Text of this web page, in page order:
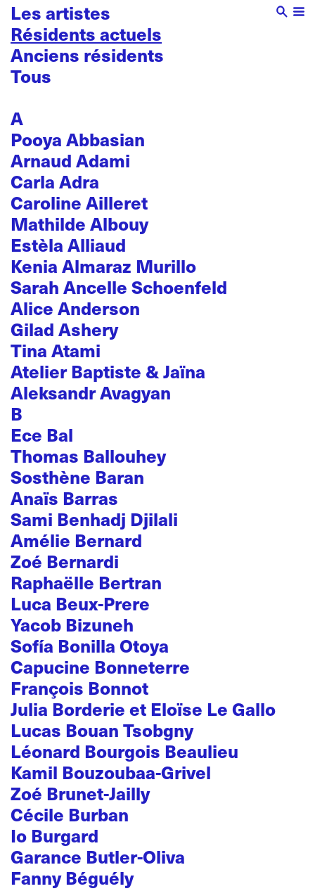
Les artistes
Résidents actuels
Anciens résidents
Tous
A
Pooya Abbasian
Arnaud Adami
Carla Adra
Caroline Ailleret
Mathilde Albouy
Estèla Alliaud
Kenia Almaraz Murillo
Sarah Ancelle Schoenfeld
Alice Anderson
Gilad Ashery
Tina Atami
Atelier Baptiste & Jaïna
Aleksandr Avagyan
B
Ece Bal
Thomas Ballouhey
Sosthène Baran
Anaïs Barras
Sami Benhadj Djilali
Amélie Bernard
Zoé Bernardi
Raphaëlle Bertran
Luca Beux-Prere
Yacob Bizuneh
Sofía Bonilla Otoya
Capucine Bonneterre
François Bonnot
Julia Borderie et Eloïse Le Gallo
Lucas Bouan Tsobgny
Léonard Bourgois Beaulieu
Kamil Bouzoubaa-Grivel
Zoé Brunet-Jailly
Cécile Burban
Io Burgard
Garance Butler-Oliva
Fanny Béguély